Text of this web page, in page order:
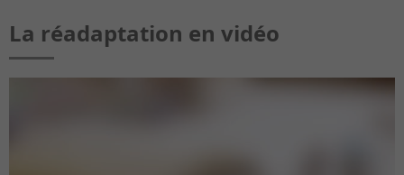
La réadaptation en vidéo